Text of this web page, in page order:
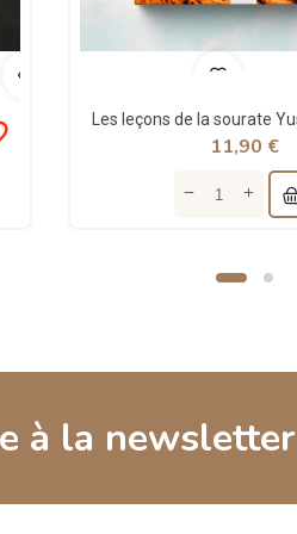
- MuslimCity
11,90 €
à la newsletter